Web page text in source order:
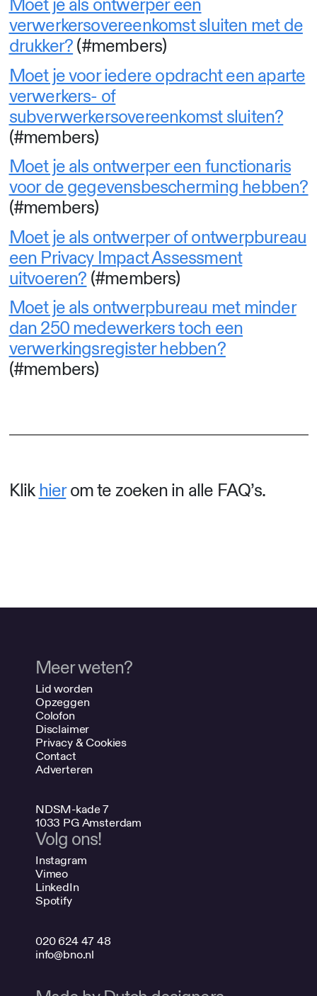
Moet je als ontwerper een
verwerkersovereenkomst sluiten met de
drukker?(#members)
Moet je voor iedere opdracht een aparte
verwerkers- of
subverwerkersovereenkomst sluiten?
(#members)
Moet je als ontwerper een functionaris
voor de gegevensbescherming hebben?
(#members)
Moet je als ontwerper of ontwerpbureau
een Privacy Impact Assessment
uitvoeren? (#members)
Moet je als ontwerpbureau met minder
dan 250 medewerkers toch een
verwerkingsregister hebben?
(#members)
Klikhierom te zoeken in alle FAQ’s.
Lid worden
Opzeggen
Colofon
Disclaimer
Privacy & Cookies
Contact
Adverteren
1033 PG Amsterdam
Volg ons!
Vimeo